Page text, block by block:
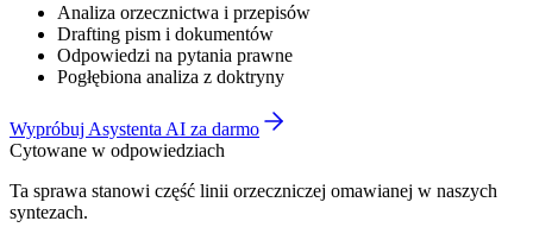
Analiza orzecznictwa i przepisów
Drafting pism i dokumentów
Odpowiedzi na pytania prawne
Pogłębiona analiza z doktryny
Wypróbuj Asystenta AI za darmo
Cytowane w odpowiedziach
Ta sprawa stanowi część linii orzeczniczej omawianej w naszych
syntezach.